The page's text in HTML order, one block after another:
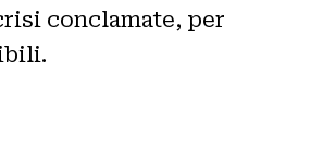
conclamate, per